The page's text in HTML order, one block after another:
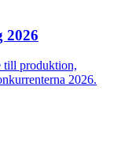
2026
till produktion,
2026.